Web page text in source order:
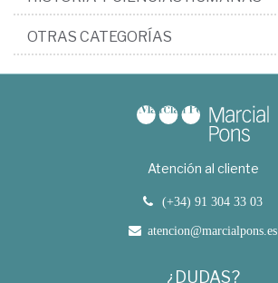
OTRAS CATEGORÍAS
Atención al cliente
(+34) 91 304 33 03
atencion@marcialpons.es
¿DUDAS?